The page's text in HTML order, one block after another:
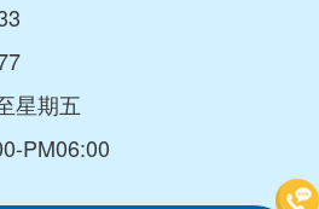
星期五
PM06:00